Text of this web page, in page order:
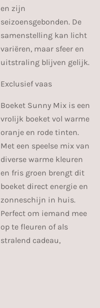
en zijn
seizoensgebonden. De
samenstelling kan licht
variëren, maar sfeer en
uitstraling blijven gelijk.
Exclusief vaas
Boeket Sunny Mix is een
vrolijk boeket vol warme
oranje en rode tinten.
Met een speelse mix van
diverse warme kleuren
en fris groen brengt dit
boeket direct energie en
zonneschijn in huis.
Perfect om iemand mee
op te fleuren of als
stralend cadeau,